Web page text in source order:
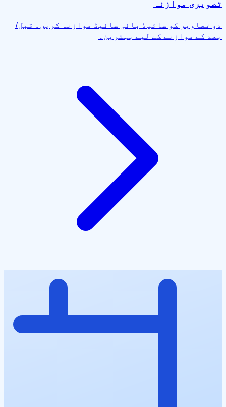
تصویری موازنہ
دو تصاویر کو سائیڈ بائی سائیڈ موازنہ کریں۔ قبل/
بعد کے موازنے کے لیے بہترین۔